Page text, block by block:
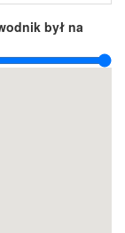
był na